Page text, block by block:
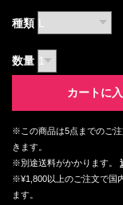
種類
数量
カートに
※この商品は5点までのご
きます。
※別途送料がかかります。
※¥1,800以上のご注文で国
ます。